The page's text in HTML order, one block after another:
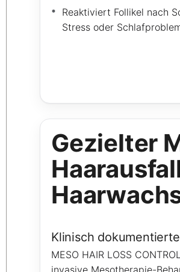
Reaktiviert Follikel nach
Stress oder
Gezielter
Klinisch
MESO HAIR LOSS CONTROL
invasive Mesotherapie-